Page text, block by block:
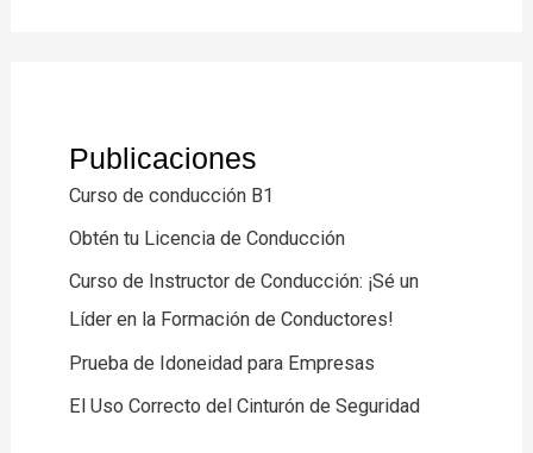
Publicaciones
Curso de conducción B1
Obtén tu Licencia de Conducción
Curso de Instructor de Conducción: ¡Sé un
Líder en la Formación de Conductores!
Prueba de Idoneidad para Empresas
El Uso Correcto del Cinturón de Seguridad